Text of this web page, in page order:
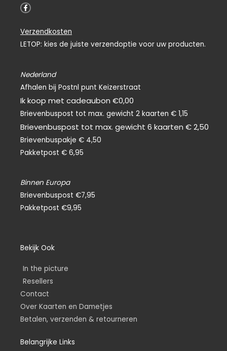
F
a
b
o
o
Verzendkosten
LETOP: kies de juiste verzendoptie voor uw producten.
Nederland
Afhalen bij Postnl punt Keizerstraat
Ik koop met cadeaubon €0,00
Brievenbuspost tot max. gewicht 2 kaarten € 1,15
Brievenbuspost tot max. gewicht 6 kaarten € 2,50
Brievenbuspakje € 4,50
Pakketpost € 6,95
Binnen Europa
Brievenbuspost €7,95
Pakketpost €9,95
Bekijk Ook
In the picture
Resellers
Contact
Over Kaarten en Dametjes
Betalen, verzenden & retourneren
Belangrijke Links